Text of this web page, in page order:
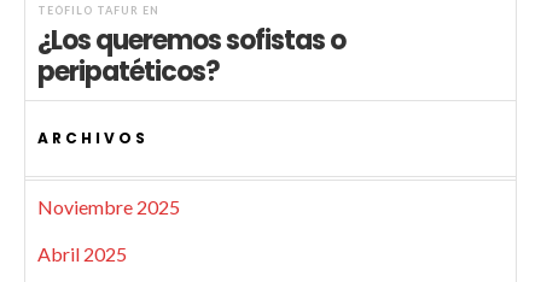
TEÓFILO TAFUR EN
¿Los queremos sofistas o
peripatéticos?
ARCHIVOS
Noviembre 2025
Abril 2025